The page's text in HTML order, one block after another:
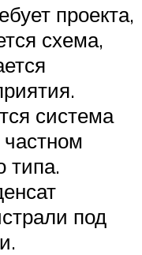
проекта,
схема,
система
типа.
под